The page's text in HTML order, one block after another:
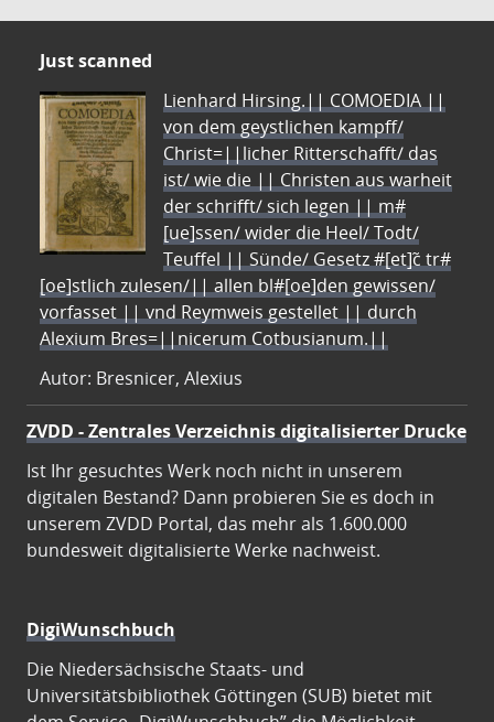
Just scanned
Lienhard Hirsing.|| COMOEDIA ||
von dem geystlichen kampff/
Christ=||licher Ritterschafft/ das
ist/ wie die || Christen aus warheit
der schrifft/ sich legen || m#
[ue]ssen/ wider die Heel/ Todt/
Teuffel || Sünde/ Gesetz #[et]c̃ tr#
[oe]stlich zulesen/|| allen bl#[oe]den gewissen/
vorfasset || vnd Reymweis gestellet || durch
Alexium Bres=||nicerum Cotbusianum.||
Autor: Bresnicer, Alexius
ZVDD - Zentrales Verzeichnis digitalisierter Drucke
Ist Ihr gesuchtes Werk noch nicht in unserem
digitalen Bestand? Dann probieren Sie es doch in
unserem ZVDD Portal, das mehr als 1.600.000
bundesweit digitalisierte Werke nachweist.
DigiWunschbuch
Die Niedersächsische Staats- und
Universitätsbibliothek Göttingen (SUB) bietet mit